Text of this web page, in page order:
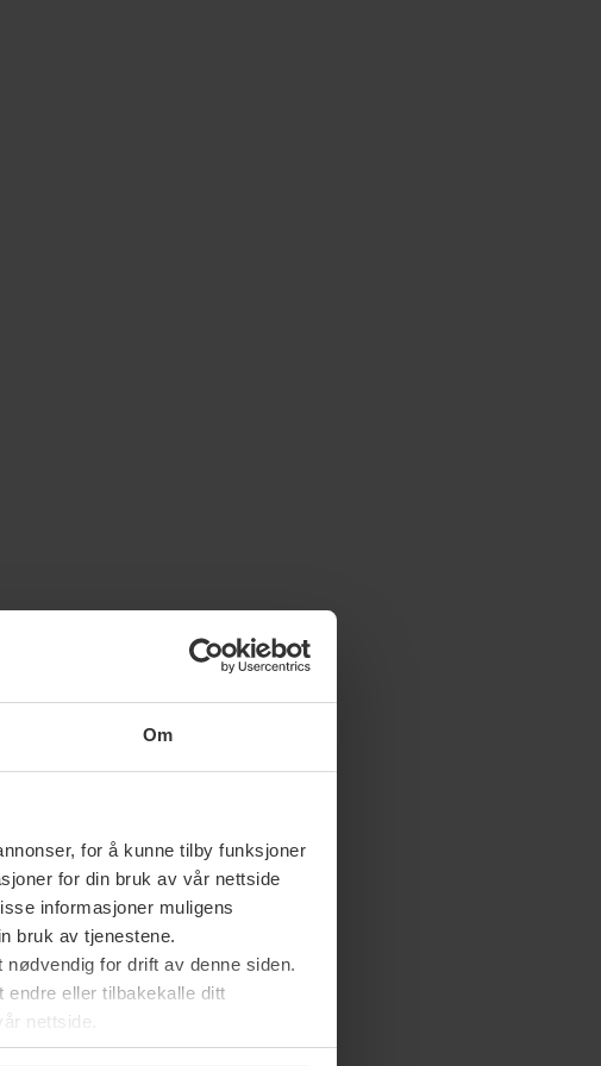
Om
for å kunne tilby funksjoner
for din bruk av vår nettside
informasjoner muligens
bruk av tjenestene.
for drift av denne siden.
eller tilbakekalle ditt
nettside.